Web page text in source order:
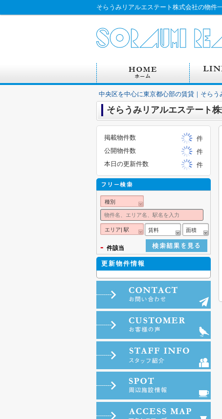
中央区を中心に東京都心部の賃貸｜そら
そらうみリアルエステート
掲載物件数
件
公開物件数
件
本日の更新件数
件
種別
エリア| 駅 賃料 面積
- 件該当
更新物件情報